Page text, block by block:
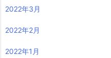
2022年3月
2022年2月
2022年1月